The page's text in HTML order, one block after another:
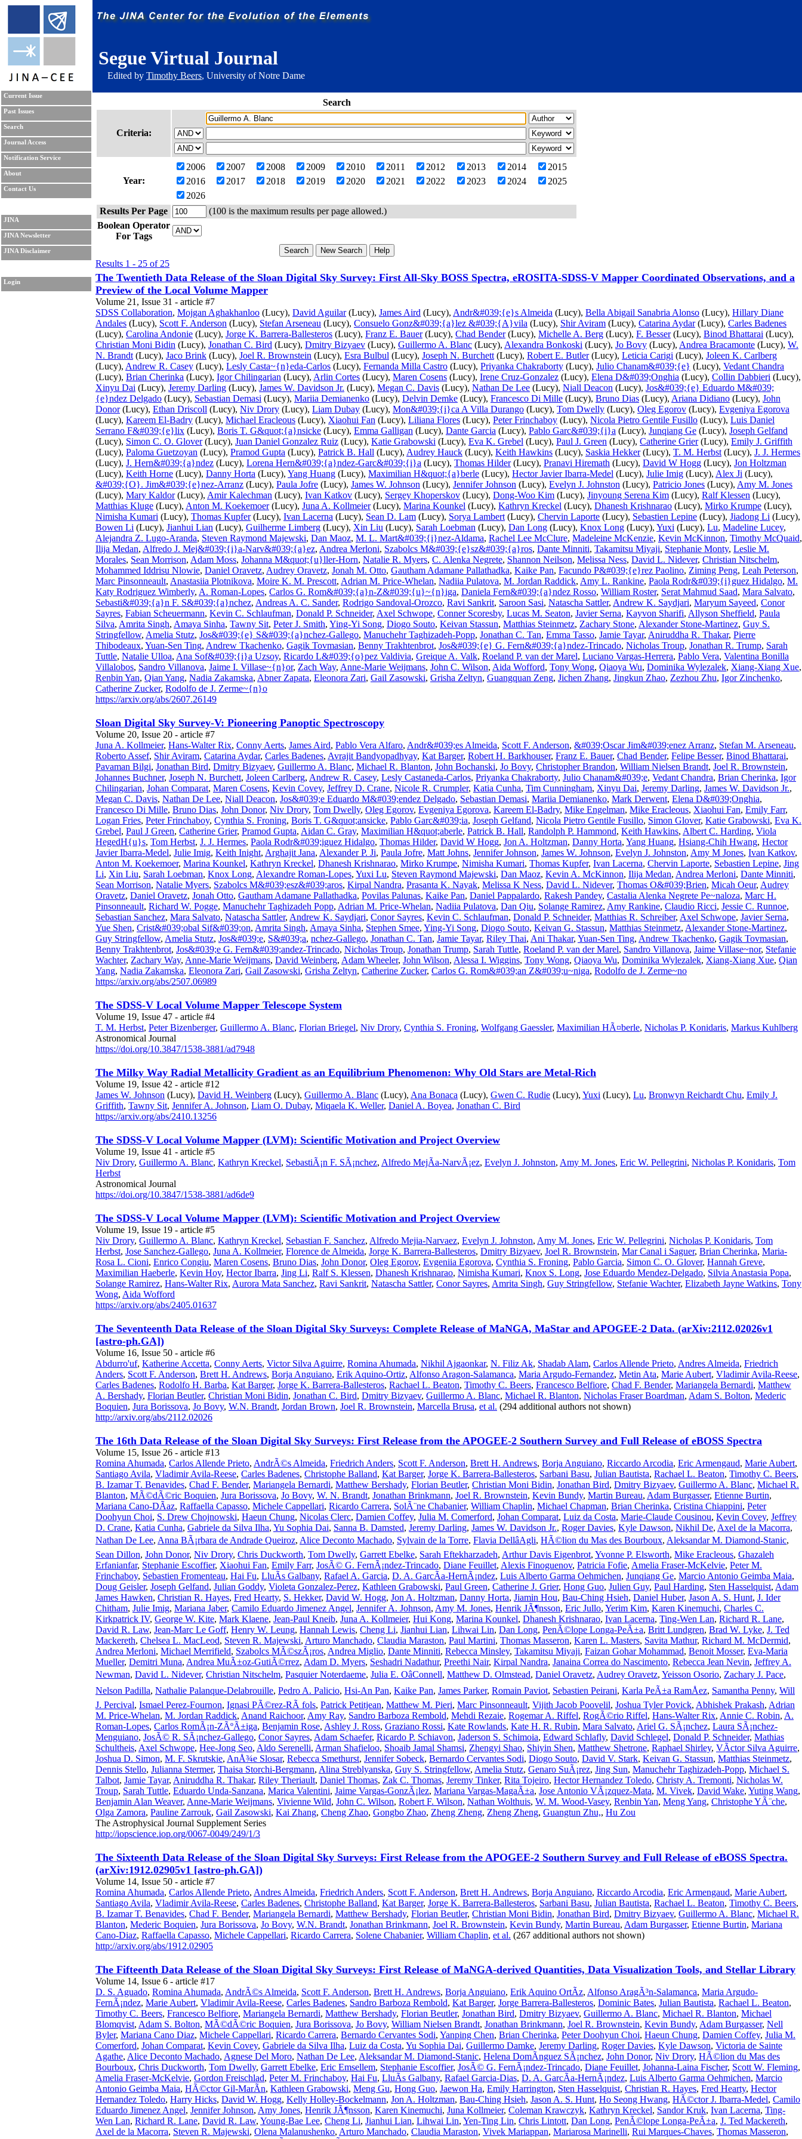
Segue Virtual Journal
Edited by Timothy Beers, University of Notre Dame
Current Issue
Past Issues
Search
Journal Access
Notification Service
About
Contact Us
JINA
JINA Newsletter
JINA Disclaimer
Login
Search
Criteria:
Year:
2006 2007 2008 2009 2010 2011 2012 2013 2014
2015
2016
2017 2018 2019 2020 2021 2022 2023 2024
2025
2026
Results Per Page
(100 is the maximum results per page allowed.)
Boolean Operator
For Tags
Results 1 - 25 of 25
The Twentieth Data Release of the Sloan Digital Sky Survey: First All-Sky BOSS Spectra, eROSITA-SDSS-V Mapper Coordinated Observations, and a
Preview of the Local Volume Mapper
Volume 21, Issue 31 - article #7
SDSS Collaboration, Mojgan Aghakhanloo (Lucy), David Aguilar(Lucy), James Aird (Lucy), Andr&#039;{e}s Almeida (Lucy), Bella Abigail Sanabria Alonso (Lucy), Hillary Diane
Andales (Lucy), Scott F. Anderson (Lucy), Stefan Arseneau (Lucy), Consuelo Gonz&#039;{a}lez &#039;{A}vila (Lucy), Shir Aviram (Lucy), Catarina Aydar(Lucy), Carles Badenes
(Lucy), Carolina Andonie (Lucy), Jorge K. Barrera-Ballesteros (Lucy), Franz E. Bauer(Lucy), Chad Bender(Lucy), Michelle A. Berg (Lucy), F. Besser(Lucy), Binod Bhattarai (Lucy),
Christian Moni Bidin (Lucy), Jonathan C. Bird (Lucy), Dmitry Bizyaev (Lucy), Guillermo A. Blanc (Lucy), Alexandra Bonkoski (Lucy), Jo Bovy (Lucy), Andrea Bracamonte (Lucy), W.
N. Brandt (Lucy), Jaco Brink (Lucy), Joel R. Brownstein (Lucy), Esra Bulbul (Lucy), Joseph N. Burchett (Lucy), Robert E. Butler(Lucy), Leticia Carigi (Lucy), Joleen K. Carlberg
(Lucy), Andrew R. Casey (Lucy), Lesly Casta~{n}eda-Carlos (Lucy), Fernanda Milla Castro (Lucy), Priyanka Chakraborty (Lucy), Julio Chanam&#039;{e} (Lucy), Vedant Chandra
(Lucy), Brian Cherinka (Lucy), Igor Chilingarian (Lucy), Arlin Cortes (Lucy), Maren Cosens (Lucy), Irene Cruz-Gonzalez (Lucy), Elena D&#039;Onghia (Lucy), Collin Dabbieri (Lucy),
Xinyu Dai (Lucy), Jeremy Darling (Lucy), James W. Davidson Jr. (Lucy), Megan C. Davis (Lucy), Nathan De Lee (Lucy), Niall Deacon (Lucy), Jos&#039;{e} Eduardo M&#039;
{e}ndez Delgado (Lucy), Sebastian Demasi (Lucy), Mariia Demianenko (Lucy), Delvin Demke (Lucy), Francesco Di Mille (Lucy), Bruno Dias (Lucy), Ariana Didiano (Lucy), John
Donor(Lucy), Ethan Driscoll (Lucy), Niv Drory (Lucy), Liam Dubay (Lucy), Mon&#039;{i}ca A Villa Durango (Lucy), Tom Dwelly (Lucy), Oleg Egorov (Lucy), Evgeniya Egorova
(Lucy), Kareem El-Badry (Lucy), Michael Eracleous (Lucy), Xiaohui Fan (Lucy), Liliana Flores (Lucy), Peter Frinchaboy (Lucy), Nicola Pietro Gentile Fusillo (Lucy), Luis Daniel
Serrano F&#039;{e}lix (Lucy), Boris T. G&quot;{a}nsicke (Lucy), Emma Galligan (Lucy), Dante Garcia (Lucy), Pablo Garc&#039;{i}a (Lucy), Junqiang Ge (Lucy), Joseph Gelfand
(Lucy), Simon C. O. Glover(Lucy), Juan Daniel Gonzalez Ruiz (Lucy), Katie Grabowski (Lucy), Eva K. Grebel (Lucy), Paul J. Green (Lucy), Catherine Grier(Lucy), Emily J. Griffith
(Lucy), Paloma Guetzoyan (Lucy), Pramod Gupta (Lucy), Patrick B. Hall (Lucy), Audrey Hauck (Lucy), Keith Hawkins (Lucy), Saskia Hekker(Lucy), T. M. Herbst (Lucy), J. J. Hermes
(Lucy), J. Hern&#039;{a}ndez (Lucy), Lorena Hern&#039;{a}ndez-Garc&#039;{i}a (Lucy), Thomas Hilder(Lucy), Pranavi Hiremath (Lucy), David W Hogg (Lucy), Jon Holtzman
(Lucy), Keith Horne (Lucy), Danny Horta (Lucy), Yang Huang (Lucy), Maximilian H&quot;{a}berle (Lucy), Hector Javier Ibarra-Medel (Lucy), Julie Imig (Lucy), Alex Ji (Lucy),
&#039;{O}. Jim&#039;{e}nez-Arranz (Lucy), Paula Jofre (Lucy), James W. Johnson (Lucy), Jennifer Johnson (Lucy), Evelyn J. Johnston (Lucy), Patricio Jones (Lucy), Amy M. Jones
(Lucy), Mary Kaldor(Lucy), Amir Kalechman (Lucy), Ivan Katkov (Lucy), Sergey Khoperskov (Lucy), Dong-Woo Kim (Lucy), Jinyoung Serena Kim (Lucy), Ralf Klessen (Lucy),
Matthias Kluge (Lucy), Anton M. Koekemoer(Lucy), Juna A. Kollmeier(Lucy), Marina Kounkel (Lucy), Kathryn Kreckel (Lucy), Dhanesh Krishnarao (Lucy), Mirko Krumpe (Lucy),
Nimisha Kumari (Lucy), Thomas Kupfer(Lucy), Ivan Lacerna (Lucy), Sean D. Lam (Lucy), Sorya Lambert (Lucy), Chervin Laporte (Lucy), Sebastien Lepine (Lucy), Jiadong Li (Lucy),
Bowen Li (Lucy), Jianhui Lian (Lucy), Guilherme Limberg (Lucy), Xin Liu (Lucy), Sarah Loebman (Lucy), Dan Long (Lucy), Knox Long (Lucy), Yuxi (Lucy), Lu, Madeline Lucey,
Alejandra Z. Lugo-Aranda, Steven Raymond Majewski, Dan Maoz, M. L. Mart&#039;{i}nez-Aldama, Rachel Lee McClure, Madeleine McKenzie, Kevin McKinnon, Timothy McQuaid,
Ilija Medan, Alfredo J. Mej&#039;{i}a-Narv&#039;{a}ez, Andrea Merloni, Szabolcs M&#039;{e}sz&#039;{a}ros, Dante Minniti, Takamitsu Miyaji, Stephanie Monty, Leslie M.
Morales, Sean Morrison, Adam Moss, Johanna M&quot;{u}ller-Horn, Natalie R. Myers, C. Alenka Negrete, Shannon Neilson, Melissa Ness, David L. Nidever, Christian Nitschelm,
Mohammed Iddrisu Nlowie, Daniel Oravetz, Audrey Oravetz, Jonah M. Otto, Gautham Adamane Pallathadka, Kaike Pan, Facundo P&#039;{e}rez Paolino, Ziming Peng, Leah Peterson,
Marc Pinsonneault, Anastasiia Plotnikova, Moire K. M. Prescott, Adrian M. Price-Whelan, Nadiia Pulatova, M. Jordan Raddick, Amy L. Rankine, Paola Rodr&#039;{i}guez Hidalgo, M.
Katy Rodriguez Wimberly, A. Roman-Lopes, Carlos G. Rom&#039;{a}n-Z&#039;{u}~{n}iga, Daniela Fern&#039;{a}ndez Rosso, William Roster, Serat Mahmud Saad, Mara Salvato,
Sebasti&#039;{a}n F. S&#039;{a}nchez, Andreas A. C. Sander, Rodrigo Sandoval-Orozco, Ravi Sankrit, Saroon Sasi, Natascha Sattler, Andrew K. Saydjari, Maryum Sayeed, Conor
Sayres, Fabian Scheuermann, Kevin C. Schlaufman, Donald P. Schneider, Axel Schwope, Conner Scoresby, Lucas M. Seaton, Javier Serna, Kayvon Sharifi, Allyson Sheffield, Paula
Silva, Amrita Singh, Amaya Sinha, Tawny Sit, Peter J. Smith, Ying-Yi Song, Diogo Souto, Keivan Stassun, Matthias Steinmetz, Zachary Stone, Alexander Stone-Martinez, Guy S.
Stringfellow, Amelia Stutz, Jos&#039;{e} S&#039;{a}nchez-Gallego, Manuchehr Taghizadeh-Popp, Jonathan C. Tan, Emma Tasso, Jamie Tayar, Aniruddha R. Thakar, Pierre
Thibodeaux, Yuan-Sen Ting, Andrew Tkachenko, Gagik Tovmasian, Benny Trakhtenbrot, Jos&#039;{e} G. Fern&#039;{a}ndez-Trincado, Nicholas Troup, Jonathan R. Trump, Sarah
Tuttle, Natalie Ulloa, Ana Sof&#039;{i}a Uzsoy, Ricardo L&#039;{o}pez Valdivia, Greique A. Valk, Roeland P. van der Marel, Luciano Vargas-Herrera, Pablo Vera, Valentina Bonilla
Villalobos, Sandro Villanova, Jaime I. Villase~{n}or, Zach Way, Anne-Marie Weijmans, John C. Wilson, Aida Wofford, Tony Wong, Qiaoya Wu, Dominika Wylezalek, Xiang-Xiang Xue,
Renbin Yan, Qian Yang, Nadia Zakamska, Abner Zapata, Eleonora Zari, Gail Zasowski, Grisha Zeltyn, Guangquan Zeng, Jichen Zhang, Jingkun Zhao, Zezhou Zhu, Igor Zinchenko,
Catherine Zucker, Rodolfo de J. Zerme~{n}o
https://arxiv.org/abs/2607.26149
Sloan Digital Sky Survey-V: Pioneering Panoptic Spectroscopy
Volume 20, Issue 20 - article #7
Juna A. Kollmeier, Hans-Walter Rix, Conny Aerts, James Aird, Pablo Vera Alfaro, Andr&#039;es Almeida, Scott F. Anderson, &#039;Oscar Jim&#039;enez Arranz, Stefan M. Arseneau,
Roberto Assef, Shir Aviram, Catarina Aydar, Carles Badenes, Avrajit Bandyopadhyay, Kat Barger, Robert H. Barkhouser, Franz E. Bauer, Chad Bender, Felipe Besser, Binod Bhattarai,
Pavaman Bilgi, Jonathan Bird, Dmitry Bizyaev, Guillermo A. Blanc, Michael R. Blanton, John Bochanski, Jo Bovy, Christopher Brandon, William Nielsen Brandt, Joel R. Brownstein,
Johannes Buchner, Joseph N. Burchett, Joleen Carlberg, Andrew R. Casey, Lesly Castaneda-Carlos, Priyanka Chakraborty, Julio Chanam&#039;e, Vedant Chandra, Brian Cherinka, Igor
Chilingarian, Johan Comparat, Maren Cosens, Kevin Covey, Jeffrey D. Crane, Nicole R. Crumpler, Katia Cunha, Tim Cunningham, Xinyu Dai, Jeremy Darling, James W. Davidson Jr.,
Megan C. Davis, Nathan De Lee, Niall Deacon, Jos&#039;e Eduardo M&#039;endez Delgado, Sebastian Demasi, Mariia Demianenko, Mark Derwent, Elena D&#039;Onghia,
Francesco Di Mille, Bruno Dias, John Donor, Niv Drory, Tom Dwelly, Oleg Egorov, Evgeniya Egorova, Kareem El-Badry, Mike Engelman, Mike Eracleous, Xiaohui Fan, Emily Farr,
Logan Fries, Peter Frinchaboy, Cynthia S. Froning, Boris T. G&quot;ansicke, Pablo Garc&#039;ia, Joseph Gelfand, Nicola Pietro Gentile Fusillo, Simon Glover, Katie Grabowski, Eva K.
Grebel, Paul J Green, Catherine Grier, Pramod Gupta, Aidan C. Gray, Maximilian H&quot;aberle, Patrick B. Hall, Randolph P. Hammond, Keith Hawkins, Albert C. Harding, Viola
HegedH{u}s, Tom Herbst, J. J. Hermes, Paola Rodr&#039;iguez Hidalgo, Thomas Hilder, David W Hogg, Jon A. Holtzman, Danny Horta, Yang Huang, Hsiang-Chih Hwang, Hector
Javier Ibarra-Medel, Julie Imig, Keith Inight, Arghajit Jana, Alexander P. Ji, Paula Jofre, Matt Johns, Jennifer Johnson, James W. Johnson, Evelyn J. Johnston, Amy M Jones, Ivan Katkov,
Anton M. Koekemoer, Marina Kounkel, Kathryn Kreckel, Dhanesh Krishnarao, Mirko Krumpe, Nimisha Kumari, Thomas Kupfer, Ivan Lacerna, Chervin Laporte, Sebastien Lepine, Jing
Li, Xin Liu, Sarah Loebman, Knox Long, Alexandre Roman-Lopes, Yuxi Lu, Steven Raymond Majewski, Dan Maoz, Kevin A. McKinnon, Ilija Medan, Andrea Merloni, Dante Minniti,
Sean Morrison, Natalie Myers, Szabolcs M&#039;esz&#039;aros, Kirpal Nandra, Prasanta K. Nayak, Melissa K Ness, David L. Nidever, Thomas O&#039;Brien, Micah Oeur, Audrey
Oravetz, Daniel Oravetz, Jonah Otto, Gautham Adamane Pallathadka, Povilas Palunas, Kaike Pan, Daniel Pappalardo, Rakesh Pandey, Castalia Alenka Negrete Pe~naloza, Marc H.
Pinsonneault, Richard W. Pogge, Manuchehr Taghizadeh Popp, Adrian M. Price-Whelan, Nadiia Pulatova, Dan Qiu, Solange Ramirez, Amy Rankine, Claudio Ricci, Jessie C. Runnoe,
Sebastian Sanchez, Mara Salvato, Natascha Sattler, Andrew K. Saydjari, Conor Sayres, Kevin C. Schlaufman, Donald P. Schneider, Matthias R. Schreiber, Axel Schwope, Javier Serna,
Yue Shen, Crist&#039;obal Sif&#039;on, Amrita Singh, Amaya Sinha, Stephen Smee, Ying-Yi Song, Diogo Souto, Keivan G. Stassun, Matthias Steinmetz, Alexander Stone-Martinez,
Guy Stringfellow, Amelia Stutz, Jos&#039;e, S&#039;a, nchez-Gallego, Jonathan C. Tan, Jamie Tayar, Riley Thai, Ani Thakar, Yuan-Sen Ting, Andrew Tkachenko, Gagik Tovmasian,
Benny Trakhtenbrot, Jos&#039;e G. Fern&#039;andez-Trincado, Nicholas Troup, Jonathan Trump, Sarah Tuttle, Roeland P. van der Marel, Sandro Villanova, Jaime Villase~nor, Stefanie
Wachter, Zachary Way, Anne-Marie Weijmans, David Weinberg, Adam Wheeler, John Wilson, Alessa I. Wiggins, Tony Wong, Qiaoya Wu, Dominika Wylezalek, Xiang-Xiang Xue, Qian
Yang, Nadia Zakamska, Eleonora Zari, Gail Zasowski, Grisha Zeltyn, Catherine Zucker, Carlos G. Rom&#039;an Z&#039;u~niga, Rodolfo de J. Zerme~no
https://arxiv.org/abs/2507.06989
The SDSS-V Local Volume Mapper Telescope System
Volume 19, Issue 47 - article #4
T. M. Herbst, Peter Bizenberger, Guillermo A. Blanc, Florian Briegel, Niv Drory, Cynthia S. Froning, Wolfgang Gaessler, Maximilian HÃ¤berle, Nicholas P. Konidaris, Markus Kuhlberg
Astronomical Journal
https://doi.org/10.3847/1538-3881/ad7948
The Milky Way Radial Metallicity Gradient as an Equilibrium Phenomenon: Why Old Stars are Metal-Rich
Volume 19, Issue 42 - article #12
James W. Johnson (Lucy), David H. Weinberg (Lucy), Guillermo A. Blanc (Lucy), Ana Bonaca (Lucy), Gwen C. Rudie (Lucy), Yuxi (Lucy), Lu, Bronwyn Reichardt Chu, Emily J.
Griffith, Tawny Sit, Jennifer A. Johnson, Liam O. Dubay, Miqaela K. Weller, Daniel A. Boyea, Jonathan C. Bird
https://arxiv.org/abs/2410.13256
The SDSS-V Local Volume Mapper (LVM): Scientific Motivation and Project Overview
Volume 19, Issue 41 - article #5
Niv Drory, Guillermo A. Blanc, Kathryn Kreckel, SebastiÃ¡n F. SÃ¡nchez, Alfredo MejÃ­a-NarvÃ¡ez, Evelyn J. Johnston, Amy M. Jones, Eric W. Pellegrini, Nicholas P. Konidaris, Tom
Herbst
Astronomical Journal
https://doi.org/10.3847/1538-3881/ad6de9
The SDSS-V Local Volume Mapper (LVM): Scientific Motivation and Project Overview
Volume 19, Issue 19 - article #5
Niv Drory, Guillermo A. Blanc, Kathryn Kreckel, Sebastian F. Sanchez, Alfredo Mejia-Narvaez, Evelyn J. Johnston, Amy M. Jones, Eric W. Pellegrini, Nicholas P. Konidaris, Tom
Herbst, Jose Sanchez-Gallego, Juna A. Kollmeier, Florence de Almeida, Jorge K. Barrera-Ballesteros, Dmitry Bizyaev, Joel R. Brownstein, Mar Canal i Saguer, Brian Cherinka, Maria-
Rosa L. Cioni, Enrico Congiu, Maren Cosens, Bruno Dias, John Donor, Oleg Egorov, Evgeniia Egorova, Cynthia S. Froning, Pablo Garcia, Simon C. O. Glover, Hannah Greve,
Maximilian Haeberle, Kevin Hoy, Hector Ibarra, Jing Li, Ralf S. Klessen, Dhanesh Krishnarao, Nimisha Kumari, Knox S. Long, Jose Eduardo Mendez-Delgado, Silvia Anastasia Popa,
Solange Ramirez, Hans-Walter Rix, Aurora Mata Sanchez, Ravi Sankrit, Natascha Sattler, Conor Sayres, Amrita Singh, Guy Stringfellow, Stefanie Wachter, Elizabeth Jayne Watkins, Tony
Wong, Aida Wofford
https://arxiv.org/abs/2405.01637
The Seventeenth Data Release of the Sloan Digital Sky Surveys: Complete Release of MaNGA, MaStar and APOGEE-2 Data. (arXiv:2112.02026v1
[astro-ph.GA])
Volume 16, Issue 50 - article #6
Abdurro'uf, Katherine Accetta, Conny Aerts, Victor Silva Aguirre, Romina Ahumada, Nikhil Ajgaonkar, N. Filiz Ak, Shadab Alam, Carlos Allende Prieto, Andres Almeida, Friedrich
Anders, Scott F. Anderson, Brett H. Andrews, Borja Anguiano, Erik Aquino-Ortiz, Alfonso Aragon-Salamanca, Maria Argudo-Fernandez, Metin Ata, Marie Aubert, Vladimir Avila-Reese,
Carles Badenes, Rodolfo H. Barba, Kat Barger, Jorge K. Barrera-Ballesteros, Rachael L. Beaton, Timothy C. Beers, Francesco Belfiore, Chad F. Bender, Mariangela Bernardi, Matthew
A. Bershady, Florian Beutler, Christian Moni Bidin, Jonathan C. Bird, Dmitry Bizyaev, Guillermo A. Blanc, Michael R. Blanton, Nicholas Fraser Boardman, Adam S. Bolton, Mederic
Boquien, Jura Borissova, Jo Bovy, W.N. Brandt, Jordan Brown, Joel R. Brownstein, Marcella Brusa, et al. (294 additional authors not shown)
http://arxiv.org/abs/2112.02026
The 16th Data Release of the Sloan Digital Sky Surveys: First Release from the APOGEE-2 Southern Survey and Full Release of eBOSS Spectra
Volume 15, Issue 26 - article #13
Romina Ahumada, Carlos Allende Prieto, AndrÃ©s Almeida, Friedrich Anders, Scott F. Anderson, Brett H. Andrews, Borja Anguiano, Riccardo Arcodia, Eric Armengaud, Marie Aubert,
Santiago Avila, Vladimir Avila-Reese, Carles Badenes, Christophe Balland, Kat Barger, Jorge K. Barrera-Ballesteros, Sarbani Basu, Julian Bautista, Rachael L. Beaton, Timothy C. Beers,
B. Izamar T. Benavides, Chad F. Bender, Mariangela Bernardi, Matthew Bershady, Florian Beutler, Christian Moni Bidin, Jonathan Bird, Dmitry Bizyaev, Guillermo A. Blanc, Michael R.
Blanton, MÃ©dÃ©ric Boquien, Jura Borissova, Jo Bovy, W. N. Brandt, Jonathan Brinkmann, Joel R. Brownstein, Kevin Bundy, Martin Bureau, Adam Burgasser, Etienne Burtin,
Mariana Cano-DÃ­az, Raffaella Capasso, Michele Cappellari, Ricardo Carrera, SolÃ¨ne Chabanier, William Chaplin, Michael Chapman, Brian Cherinka, Cristina Chiappini, Peter
Doohyun Choi, S. Drew Chojnowski, Haeun Chung, Nicolas Clerc, Damien Coffey, Julia M. Comerford, Johan Comparat, Luiz da Costa, Marie-Claude Cousinou, Kevin Covey, Jeffrey
D. Crane, Katia Cunha, Gabriele da Silva Ilha, Yu Sophia Dai, Sanna B. Damsted, Jeremy Darling, James W. Davidson Jr., Roger Davies, Kyle Dawson, Nikhil De, Axel de la Macorra,
Nathan De Lee, Anna BÃ¡rbara de Andrade Queiroz, Alice Deconto Machado, Sylvain de la Torre, Flavia DellâAgli, HÃ©lion du Mas des Bourboux, Aleksandar M. Diamond-Stanic,
Sean Dillon, John Donor, Niv Drory, Chris Duckworth, Tom Dwelly, Garrett Ebelke, Sarah Eftekharzadeh, Arthur Davis Eigenbrot, Yvonne P. Elsworth, Mike Eracleous, Ghazaleh
Erfanianfar, Stephanie Escoffier, Xiaohui Fan, Emily Farr, JosÃ© G. FernÃ¡ndez-Trincado, Diane Feuillet, Alexis Finoguenov, Patricia Fofie, Amelia Fraser-McKelvie, Peter M.
Frinchaboy, Sebastien Fromenteau, Hai Fu, LluÃ­s Galbany, Rafael A. Garcia, D. A. GarcÃ­a-HernÃ¡ndez, Luis Alberto Garma Oehmichen, Junqiang Ge, Marcio Antonio Geimba Maia,
Doug Geisler, Joseph Gelfand, Julian Goddy, Violeta Gonzalez-Perez, Kathleen Grabowski, Paul Green, Catherine J. Grier, Hong Guo, Julien Guy, Paul Harding, Sten Hasselquist, Adam
James Hawken, Christian R. Hayes, Fred Hearty, S. Hekker, David W. Hogg, Jon A. Holtzman, Danny Horta, Jiamin Hou, Bau-Ching Hsieh, Daniel Huber, Jason A. S. Hunt, J. Ider
Chitham, Julie Imig, Mariana Jaber, Camilo Eduardo Jimenez Angel, Jennifer A. Johnson, Amy M. Jones, Henrik JÃ¶nsson, Eric Jullo, Yerim Kim, Karen Kinemuchi, Charles C.
Kirkpatrick IV, George W. Kite, Mark Klaene, Jean-Paul Kneib, Juna A. Kollmeier, Hui Kong, Marina Kounkel, Dhanesh Krishnarao, Ivan Lacerna, Ting-Wen Lan, Richard R. Lane,
David R. Law, Jean-Marc Le Goff, Henry W. Leung, Hannah Lewis, Cheng Li, Jianhui Lian, Lihwai Lin, Dan Long, PenÃ©lope Longa-PeÃ±a, Britt Lundgren, Brad W. Lyke, J. Ted
Mackereth, Chelsea L. MacLeod, Steven R. Majewski, Arturo Manchado, Claudia Maraston, Paul Martini, Thomas Masseron, Karen L. Masters, Savita Mathur, Richard M. McDermid,
Andrea Merloni, Michael Merrifield, Szabolcs MÃ©szÃ¡ros, Andrea Miglio, Dante Minniti, Rebecca Minsley, Takamitsu Miyaji, Faizan Gohar Mohammad, Benoit Mosser, Eva-Maria
Mueller, Demitri Muna, Andrea MuÃ±oz-GutiÃ©rrez, Adam D. Myers, Seshadri Nadathur, Preethi Nair, Kirpal Nandra, Janaina Correa do Nascimento, Rebecca Jean Nevin, Jeffrey A.
Newman, David L. Nidever, Christian Nitschelm, Pasquier Noterdaeme, Julia E. OâConnell, Matthew D. Olmstead, Daniel Oravetz, Audrey Oravetz, Yeisson Osorio, Zachary J. Pace,
Nelson Padilla, Nathalie Palanque-Delabrouille, Pedro A. Palicio, Hsi-An Pan, Kaike Pan, James Parker, Romain Paviot, Sebastien Peirani, Karla PeÃ±a RamÅez, Samantha Penny, Will
J. Percival, Ismael Perez-Fournon, Ignasi PÃ©rez-RÃ fols, Patrick Petitjean, Matthew M. Pieri, Marc Pinsonneault, Vijith Jacob Poovelil, Joshua Tyler Povick, Abhishek Prakash, Adrian
M. Price-Whelan, M. Jordan Raddick, Anand Raichoor, Amy Ray, Sandro Barboza Rembold, Mehdi Rezaie, Rogemar A. Riffel, RogÃ©rio Riffel, Hans-Walter Rix, Annie C. Robin, A.
Roman-Lopes, Carlos RomÃ¡n-ZÃºÃ±iga, Benjamin Rose, Ashley J. Ross, Graziano Rossi, Kate Rowlands, Kate H. R. Rubin, Mara Salvato, Ariel G. SÃ¡nchez, Laura SÃ¡nchez-
Menguiano, JosÃ© R. SÃ¡nchez-Gallego, Conor Sayres, Adam Schaefer, Ricardo P. Schiavon, Jaderson S. Schimoia, Edward Schlafly, David Schlegel, Donald P. Schneider, Mathias
Schultheis, Axel Schwope, Hee-Jong Seo, Aldo Serenelli, Arman Shafieloo, Shoaib Jamal Shamsi, Zhengyi Shao, Shiyin Shen, Matthew Shetrone, Raphael Shirley, VÃ­ctor Silva Aguirre,
Joshua D. Simon, M. F. Skrutskie, AnÅ¾e Slosar, Rebecca Smethurst, Jennifer Sobeck, Bernardo Cervantes Sodi, Diogo Souto, David V. Stark, Keivan G. Stassun, Matthias Steinmetz,
Dennis Stello, Julianna Stermer, Thaisa Storchi-Bergmann, Alina Streblyanska, Guy S. Stringfellow, Amelia Stutz, Genaro SuÃ¡rez, Jing Sun, Manuchehr Taghizadeh-Popp, Michael S.
Talbot, Jamie Tayar, Aniruddha R. Thakar, Riley Theriault, Daniel Thomas, Zak C. Thomas, Jeremy Tinker, Rita Tojeiro, Hector Hernandez Toledo, Christy A. Tremonti, Nicholas W.
Troup, Sarah Tuttle, Eduardo Unda-Sanzana, Marica Valentini, Jaime Vargas-GonzÃ¡lez, Mariana Vargas-MagaÃ±a, Jose Antonio VÃ¡zquez-Mata, M. Vivek, David Wake, Yuting Wang,
Benjamin Alan Weaver, Anne-Marie Weijmans, Vivienne Wild, John C. Wilson, Robert F. Wilson, Nathan Wolthuis, W. M. Wood-Vasey, Renbin Yan, Meng Yang, Christophe YÃ¨che,
Olga Zamora, Pauline Zarrouk, Gail Zasowski, Kai Zhang, Cheng Zhao, Gongbo Zhao, Zheng Zheng, Zheng Zheng, Guangtun Zhu,, Hu Zou
The Astrophysical Journal Supplement Series
http://iopscience.iop.org/0067-0049/249/1/3
The Sixteenth Data Release of the Sloan Digital Sky Surveys: First Release from the APOGEE-2 Southern Survey and Full Release of eBOSS Spectra.
(arXiv:1912.02905v1 [astro-ph.GA])
Volume 14, Issue 50 - article #7
Romina Ahumada, Carlos Allende Prieto, Andres Almeida, Friedrich Anders, Scott F. Anderson, Brett H. Andrews, Borja Anguiano, Riccardo Arcodia, Eric Armengaud, Marie Aubert,
Santiago Avila, Vladimir Avila-Reese, Carles Badenes, Christophe Balland, Kat Barger, Jorge K. Barrera-Ballesteros, Sarbani Basu, Julian Bautista, Rachael L. Beaton, Timothy C. Beers,
B. Izamar T. Benavides, Chad F. Bender, Mariangela Bernardi, Matthew Bershady, Florian Beutler, Christian Moni Bidin, Jonathan Bird, Dmitry Bizyaev, Guillermo A. Blanc, Michael R.
Blanton, Mederic Boquien, Jura Borissova, Jo Bovy, W.N. Brandt, Jonathan Brinkmann, Joel R. Brownstein, Kevin Bundy, Martin Bureau, Adam Burgasser, Etienne Burtin, Mariana
Cano-Diaz, Raffaella Capasso, Michele Cappellari, Ricardo Carrera, Solene Chabanier, William Chaplin, et al. (267 additional authors not shown)
http://arxiv.org/abs/1912.02905
The Fifteenth Data Release of the Sloan Digital Sky Surveys: First Release of MaNGA-derived Quantities, Data Visualization Tools, and Stellar Library
Volume 14, Issue 6 - article #17
D. S. Aguado, Romina Ahumada, AndrÃ©s Almeida, Scott F. Anderson, Brett H. Andrews, Borja Anguiano, Erik Aquino OrtÃ­z, Alfonso AragÃ³n-Salamanca, Maria Argudo-
FernÃ¡ndez, Marie Aubert, Vladimir Avila-Reese, Carles Badenes, Sandro Barboza Rembold, Kat Barger, Jorge Barrera-Ballesteros, Dominic Bates, Julian Bautista, Rachael L. Beaton,
Timothy C. Beers, Francesco Belfiore, Mariangela Bernardi, Matthew Bershady, Florian Beutler, Jonathan Bird, Dmitry Bizyaev, Guillermo A. Blanc, Michael R. Blanton, Michael
Blomqvist, Adam S. Bolton, MÃ©dÃ©ric Boquien, Jura Borissova, Jo Bovy, William Nielsen Brandt, Jonathan Brinkmann, Joel R. Brownstein, Kevin Bundy, Adam Burgasser, Nell
Byler, Mariana Cano Diaz, Michele Cappellari, Ricardo Carrera, Bernardo Cervantes Sodi, Yanping Chen, Brian Cherinka, Peter Doohyun Choi, Haeun Chung, Damien Coffey, Julia M.
Comerford, Johan Comparat, Kevin Covey, Gabriele da Silva Ilha, Luiz da Costa, Yu Sophia Dai, Guillermo Damke, Jeremy Darling, Roger Davies, Kyle Dawson, Victoria de Sainte
Agathe, Alice Deconto Machado, Agnese Del Moro, Nathan De Lee, Aleksandar M. Diamond-Stanic, Helena DomÃ­nguez SÃ¡nchez, John Donor, Niv Drory, HÃ©lion du Mas des
Bourboux, Chris Duckworth, Tom Dwelly, Garrett Ebelke, Eric Emsellem, Stephanie Escoffier, JosÃ© G. FernÃ¡ndez-Trincado, Diane Feuillet, Johanna-Laina Fischer, Scott W. Fleming,
Amelia Fraser-McKelvie, Gordon Freischlad, Peter M. Frinchaboy, Hai Fu, LluÃ­s Galbany, Rafael Garcia-Dias, D. A. GarcÃ­a-HernÃ¡ndez, Luis Alberto Garma Oehmichen, Marcio
Antonio Geimba Maia, HÃ©ctor Gil-MarÃ­n, Kathleen Grabowski, Meng Gu, Hong Guo, Jaewon Ha, Emily Harrington, Sten Hasselquist, Christian R. Hayes, Fred Hearty, Hector
Hernandez Toledo, Harry Hicks, David W. Hogg, Kelly Holley-Bockelmann, Jon A. Holtzman, Bau-Ching Hsieh, Jason A. S. Hunt, Ho Seong Hwang, HÃ©ctor J. Ibarra-Medel, Camilo
Eduardo Jimenez Angel, Jennifer Johnson, Amy Jones, Henrik JÃ¶nsson, Karen Kinemuchi, Juna Kollmeier, Coleman Krawczyk, Kathryn Kreckel, Sandor Kruk, Ivan Lacerna, Ting-
Wen Lan, Richard R. Lane, David R. Law, Young-Bae Lee, Cheng Li, Jianhui Lian, Lihwai Lin, Yen-Ting Lin, Chris Lintott, Dan Long, PenÃ©lope Longa-PeÃ±a, J. Ted Mackereth,
Axel de la Macorra, Steven R. Majewski, Olena Malanushenko, Arturo Manchado, Claudia Maraston, Vivek Mariappan, Mariarosa Marinelli, Rui Marques-Chaves, Thomas Masseron,